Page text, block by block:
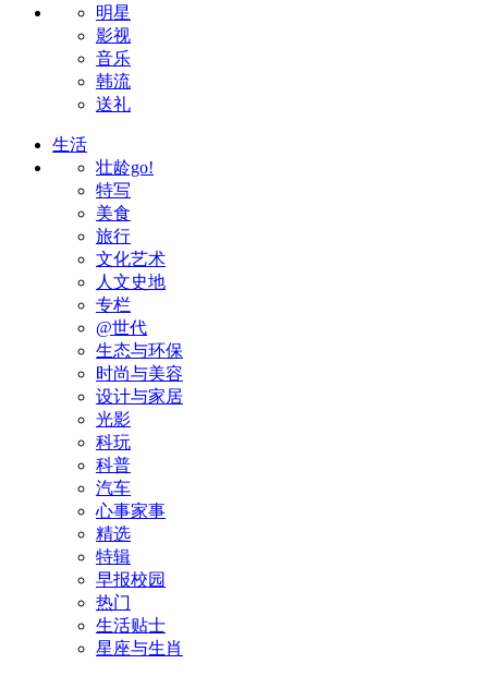
明星
影视
音乐
韩流
送礼
生活
壮龄go!
特写
美食
旅行
文化艺术
人文史地
专栏
@世代
生态与环保
时尚与美容
设计与家居
光影
科玩
科普
汽车
心事家事
精选
特辑
早报校园
热门
生活贴士
星座与生肖